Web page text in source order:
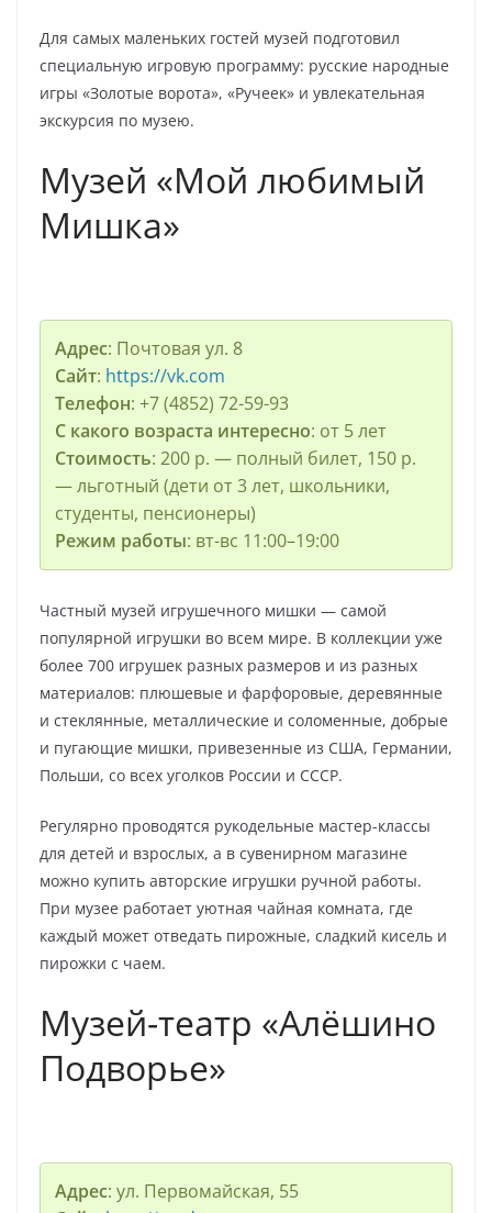
Для самых маленьких гостей музей подготовил
специальную игровую программу: русские народные
игры «Золотые ворота», «Ручеек» и увлекательная
экскурсия по музею.
Музей «Мой любимый
Мишка»
Адрес: Почтовая ул. 8
Сайт: https://vk.com
Телефон: +7 (4852) 72-59-93
С какого возраста интересно: от 5 лет
Стоимость: 200 р. — полный билет, 150 р.
— льготный (дети от 3 лет, школьники,
студенты, пенсионеры)
Режим работы: вт-вс 11:00–19:00
Частный музей игрушечного мишки — самой
популярной игрушки во всем мире. В коллекции уже
более 700 игрушек разных размеров и из разных
материалов: плюшевые и фарфоровые, деревянные
и стеклянные, металлические и соломенные, добрые
и пугающие мишки, привезенные из США, Германии,
Польши, со всех уголков России и СССР.
Регулярно проводятся рукодельные мастер-классы
для детей и взрослых, а в сувенирном магазине
можно купить авторские игрушки ручной работы.
При музее работает уютная чайная комната, где
каждый может отведать пирожные, сладкий кисель и
пирожки с чаем.
Музей-театр «Алёшино
Подворье»
Адрес: ул. Первомайская, 55